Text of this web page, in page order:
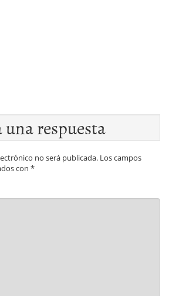
una respuesta
no será publicada. Los campos
con *